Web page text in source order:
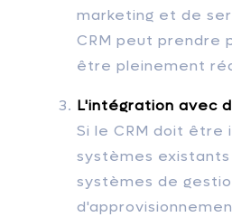
marketing et de
CRM peut prendre
être pleinement
L'intégration avec
Si le CRM doit être
systèmes
systèmes de